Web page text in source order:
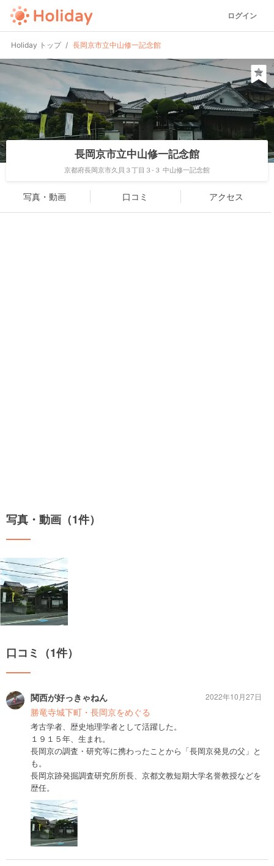
ログイン
Holiday トップ 長岡京市立中山修一記念館
長岡京市立中山修一記念館
京都府長岡京市久貝３丁目３-３ 中山修一記念館
写真・動画 口コミ アクセス
写真・動画（1件）
口コミ（1件）
関西が好っきゃねん
勝竜寺城下町・長岡京をめぐる
考古学者、歴史地理学者として活躍した。
１９１５年、生まれ。
長岡京の調査・研究等に携わったことから「長岡京発見の父」と
も。
長岡京跡発掘調査研究所所長、京都文教短期大学名誉教授などを
歴任。
2022年10月27日